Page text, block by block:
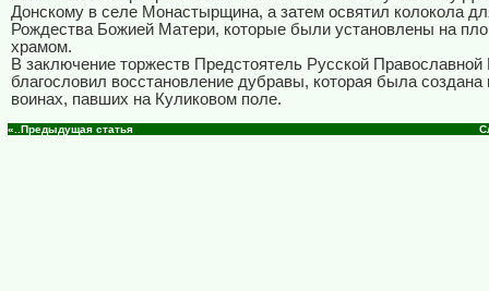
Донскому в селе Монастырщина, а затем освятил колокола
Рождества Божией Матери, которые были установлены на
храмом.
В заключение торжеств Предстоятель Русской Православной
благословил восстановление дубравы, которая была создана
воинах, павших на Куликовом поле.
«..Предыдущая статья